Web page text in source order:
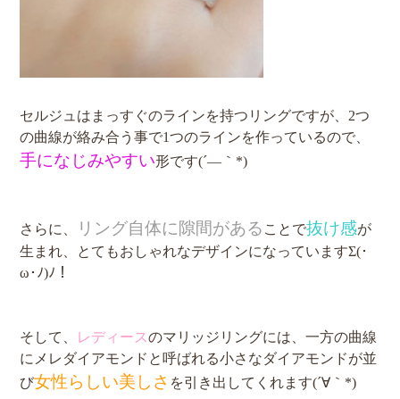
セルジュはまっすぐのラインを持つリングですが、2つ
の曲線が絡み合う事で1つのラインを作っているので、
手になじみやすい形です(´―｀*)
さらに、 リング自体に隙間がある ことで抜け感が
生まれ、とてもおしゃれなデザインになっていますΣ(･
ω･ﾉ)ﾉ！
そして、 レディースのマリッジリングには、一方の曲線
にメレダイアモンドと呼ばれる小さなダイアモンドが並
び女性らしい美しさ を引き出してくれます(´∀｀*)